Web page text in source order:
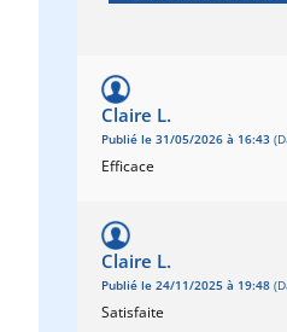
Claire L.
Publié le 31/05/2026 à 16:43
Efficace
Claire L.
Publié le 24/11/2025 à 19:48
Satisfaite